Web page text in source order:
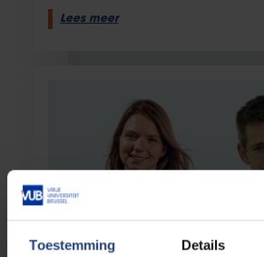
Toestemming Details
Lees meer